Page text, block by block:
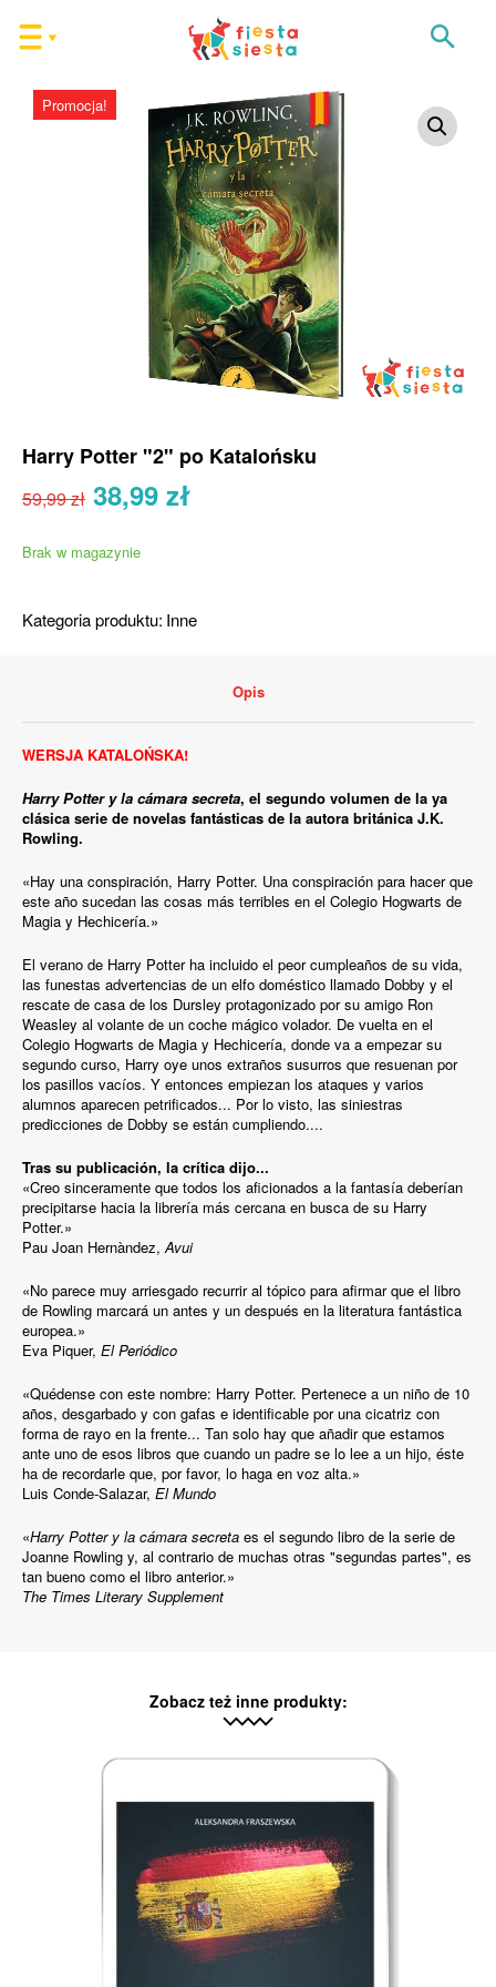
Promocja!
Harry Potter "2" po Katalońsku
59,99zł Pierwotna
cena
wynosiła:
59,99 zł.
38,99 złAktualna
Brak w magazynie
Kategoria produktu: Inne
Opis
WERSJA KATALOŃSKA!
Harry Potter y la cámara secreta, el segundo volumen de la ya
clásica serie de novelas fantásticas de la autora británica J.K.
Rowling.
«Hay una conspiración, Harry Potter. Una conspiración para hacer que
este año sucedan las cosas más terribles en el Colegio Hogwarts de
Magia y Hechicería.»
El verano de Harry Potter ha incluido el peor cumpleaños de su vida,
las funestas advertencias de un elfo doméstico llamado Dobby y el
rescate de casa de los Dursley protagonizado por su amigo Ron
Weasley al volante de un coche mágico volador. De vuelta en el
Colegio Hogwarts de Magia y Hechicería, donde va a empezar su
segundo curso, Harry oye unos extraños susurros que resuenan por
los pasillos vacíos. Y entonces empiezan los ataques y varios
alumnos aparecen petrificados... Por lo visto, las siniestras
predicciones de Dobby se están cumpliendo....
Tras su publicación, la crítica dijo...
«Creo sinceramente que todos los aficionados a la fantasía deberían
precipitarse hacia la librería más cercana en busca de su Harry
Potter.»
Pau Joan Hernàndez,Avui
«No parece muy arriesgado recurrir al tópico para afirmar que el libro
de Rowling marcará un antes y un después en la literatura fantástica
europea.»
Eva Piquer, El Periódico
«Quédense con este nombre: Harry Potter. Pertenece a un niño de 10
años, desgarbado y con gafas e identificable por una cicatriz con
forma de rayo en la frente... Tan solo hay que añadir que estamos
ante uno de esos libros que cuando un padre se lo lee a un hijo, éste
ha de recordarle que, por favor, lo haga en voz alta.»
Luis Conde-Salazar, El Mundo
«Harry Potter y la cámara secreta es el segundo libro de la serie de
Joanne Rowling y, al contrario de muchas otras "segundas partes", es
tan bueno como el libro anterior.»
The Times Literary Supplement
Zobacz też inne produkty: